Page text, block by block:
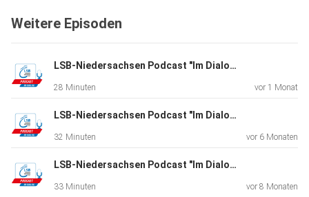
Link:
https://www.lsb-niedersachsen.de/themen/sport-und-
vereinsentwicklung/sportstaettenbau/hilfen-in-der-
energiekrise/foerderprogramm-energiekostenzuschuesse
---
Weitere Episoden
LSB-Niedersachsen Podcast "Im Dialog". Folge 29. Zu Gast: Isabell Nowak
28 Minuten vor 1 Monat
LSB-Niedersachsen Podcast "Im Dialog". Folge 28. Zu Gast: Ruth Spelmeyer und Sabrina Hering
32 Minuten vor 6 Monaten
LSB-Niedersachsen Podcast "Im Dialog". Folge 27. Zu Gast: Arnd Peiffer und Daniel Böhm
33 Minuten vor 8 Monaten